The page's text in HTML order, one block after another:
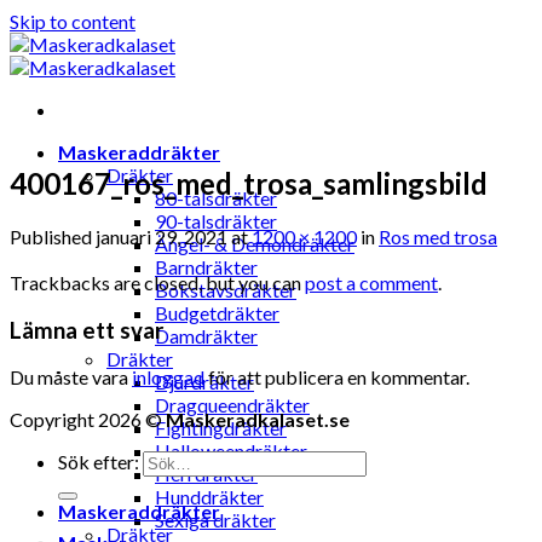
Skip to content
Maskeraddräkter
Dräkter
80-talsdräkter
90-talsdräkter
Ängel- & Demondräkter
Barndräkter
Bokstavsdräkter
Budgetdräkter
Damdräkter
Dräkter
Djurdräkter
Dragqueendräkter
Fightingdräkter
Halloweendräkter
Herrdräkter
Hunddräkter
Sexiga dräkter
400167_ros_med_trosa_samlingsbild
Published januari 29, 2021at1200 × 1200in Ros med trosa
Trackbacks are closed, but you canpost a comment.
Lämna ett svar
Du måste vara inloggadför att publicera en kommentar.
Copyright 2026 ©Maskeradkalaset.se
Sök efter:
Maskeraddräkter
Dräkter